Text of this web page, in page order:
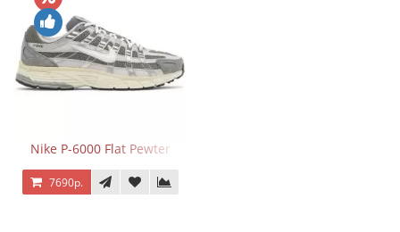
Nike P-6000 Flat Pewter
7690р.